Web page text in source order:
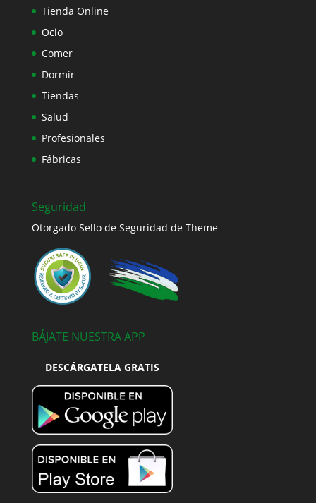
Tienda Online
Ocio
Comer
Dormir
Tiendas
Salud
Profesionales
Fábricas
Seguridad
Otorgado Sello de Seguridad de Theme
BÁJATE NUESTRA APP
DESCÁRGATELA GRATIS